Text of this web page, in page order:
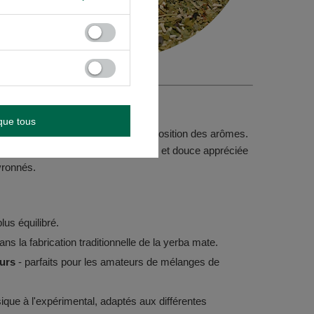
! 🐆
approche moderne de la composition des arômes.
développent une saveur équilibrée et douce appréciée
équilibré.
la fabrication traditionnelle de la yerba mate.
- parfaits pour les amateurs de mélanges de
à l'expérimental, adaptés aux différentes
tous